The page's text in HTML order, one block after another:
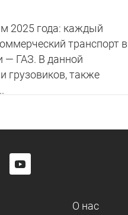
2025 года: каждый
транспорт в
— ГАЗ. В данной
грузовиков, также
О нас